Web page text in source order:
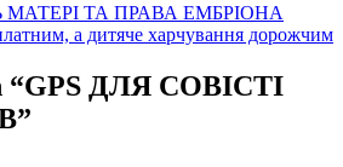
ТА ПРАВА ЕМБРІОНА
а дитяче харчування дорожчим
“GPS ДЛЯ СОВІСТІ
”